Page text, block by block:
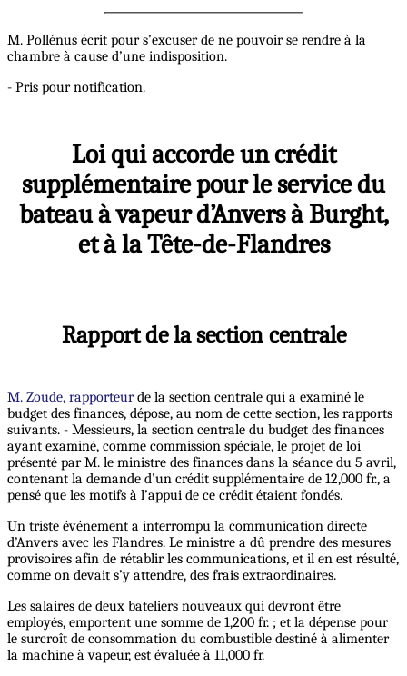
M. Pollénus écrit pour s’excuser de ne pouvoir se rendre à la
chambre à cause d’une indisposition.
- Pris pour notification.
Loi qui accorde un crédit
supplémentaire pour le service du
bateau à vapeur d’Anvers à Burght,
et à la Tête-de-Flandres
Rapport de la section centrale
M. Zoude, rapporteurde la section centrale qui a examiné le
budget des finances, dépose, au nom de cette section, les rapports
suivants. - Messieurs, la section centrale du budget des finances
ayant examiné, comme commission spéciale, le projet de loi
présenté par M. le ministre des finances dans la séance du 5 avril,
contenant la demande d’un crédit supplémentaire de 12,000 fr., a
pensé que les motifs à l’appui de ce crédit étaient fondés.
Un triste événement a interrompu la communication directe
d’Anvers avec les Flandres. Le ministre a dû prendre des mesures
provisoires afin de rétablir les communications, et il en est résulté,
comme on devait s’y attendre, des frais extraordinaires.
Les salaires de deux bateliers nouveaux qui devront être
employés, emportent une somme de 1,200 fr. ; et la dépense pour
le surcroît de consommation du combustible destiné à alimenter
la machine à vapeur, est évaluée à 11,000 fr.